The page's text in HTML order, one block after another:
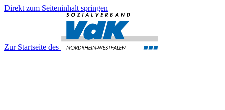
Direkt zum Seiteninhalt springen
Zur Startseite des